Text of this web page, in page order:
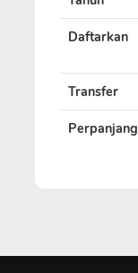
Daftarkan
Transfer
Perpanjang